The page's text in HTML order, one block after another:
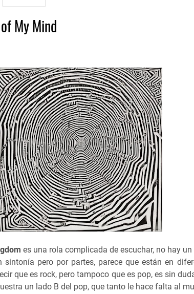
My Mind
es una rola complicada de escuchar, no hay
pero por partes, parece que están en
que es rock, pero tampoco que es pop, es sin
un lado B del pop, que tanto le hace falta al